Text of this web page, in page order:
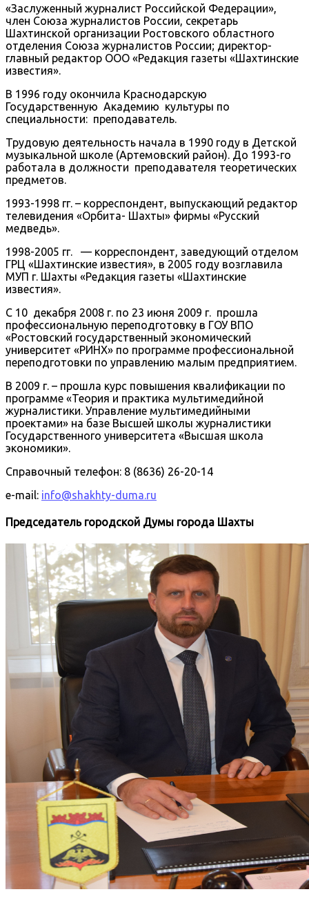
«Заслуженный журналист Российской Федерации»,
член Союза журналистов России, секретарь
Шахтинской организации Ростовского областного
отделения Союза журналистов России; директор-
главный редактор ООО «Редакция газеты «Шахтинские
известия».
В 1996 году окончила Краснодарскую
Государственную Академию культуры по
специальности: преподаватель.
Трудовую деятельность начала в 1990 году в Детской
музыкальной школе (Артемовский район). До 1993-го
работала в должности преподавателя теоретических
предметов.
1993-1998 гг. – корреспондент, выпускающий редактор
телевидения «Орбита- Шахты» фирмы «Русский
медведь».
1998-2005 гг. — корреспондент, заведующий отделом
ГРЦ «Шахтинские известия», в 2005 году возглавила
МУП г. Шахты «Редакция газеты «Шахтинские
известия».
С 10 декабря 2008 г. по 23 июня 2009 г. прошла
профессиональную переподготовку в ГОУ ВПО
«Ростовский государственный экономический
университет «РИНХ» по программе профессиональной
переподготовки по управлению малым предприятием.
В 2009 г. – прошла курс повышения квалификации по
программе «Теория и практика мультимедийной
журналистики. Управление мультимедийными
проектами» на базе Высшей школы журналистики
Государственного университета «Высшая школа
экономики».
Справочный телефон: 8 (8636) 26-20-14
e-mail: info@shakhty-duma.ru
Председатель городской Думы города Шахты